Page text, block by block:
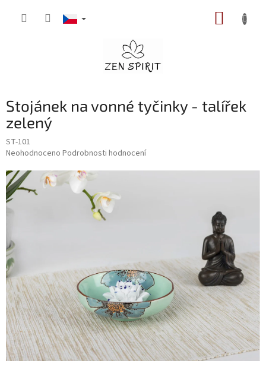
Stojánek na vonné tyčinky - talířek
zelený
ST-101
Průměrné
produktu
je
0,0
z
Neohodnoceno Podrobnosti hodnocení